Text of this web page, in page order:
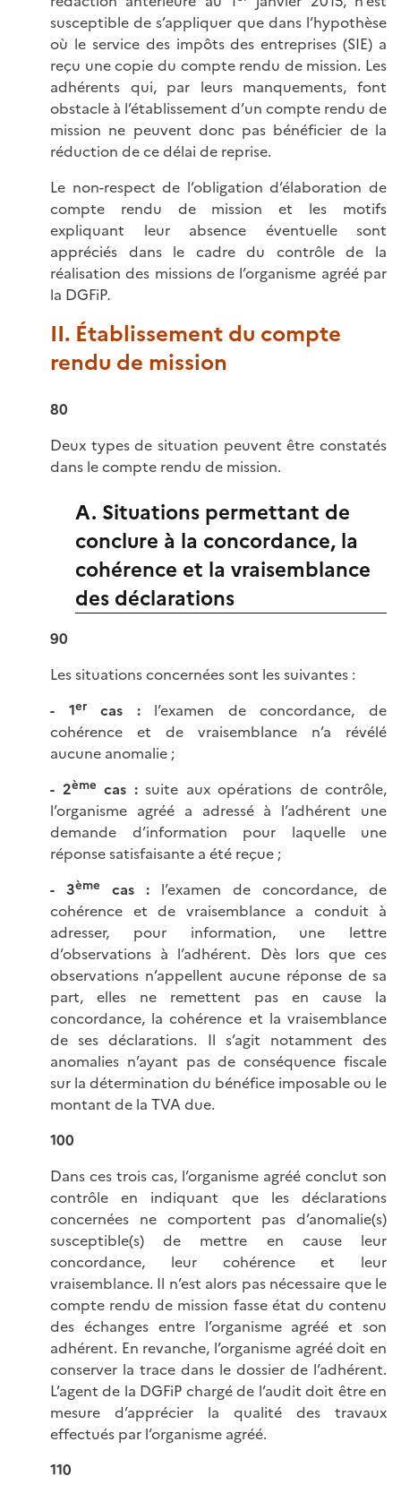
susceptible de s’appliquer que dans l’hypothèse
où le service des impôts des entreprises (SIE) a
reçu une copie du compte rendu de mission. Les
adhérents qui, par leurs manquements, font
obstacle à l’établissement d’un compte rendu de
mission ne peuvent donc pas bénéficier de la
réduction de ce délai de reprise.
Le non-respect de l’obligation d’élaboration de
compte rendu de mission et les motifs
expliquant leur absence éventuelle sont
appréciés dans le cadre du contrôle de la
réalisation des missions de l’organisme agréé par
la DGFiP.
II. Établissement du compte
rendu de mission
80
Deux types de situation peuvent être constatés
dans le compte rendu de mission.
A. Situations permettant de
conclure à la concordance, la
cohérence et la vraisemblance
des déclarations
90
Les situations concernées sont les suivantes :
- 1ercas :l’examen de concordance, de
cohérence et de vraisemblance n’a révélé
aucune anomalie ;
- 2ème cas :suite aux opérations de contrôle,
l’organisme agréé a adressé à l’adhérent une
demande d’information pour laquelle une
réponse satisfaisante a été reçue ;
- 3ème cas : l’examen de concordance, de
cohérence et de vraisemblance a conduit à
adresser, pour information, une lettre
d’observations à l’adhérent. Dès lors que ces
observations n’appellent aucune réponse de sa
part, elles ne remettent pas en cause la
concordance, la cohérence et la vraisemblance
de ses déclarations. Il s’agit notamment des
anomalies n’ayant pas de conséquence fiscale
sur la détermination du bénéfice imposable ou le
montant de la TVA due.
100
Dans ces trois cas, l’organisme agréé conclut son
contrôle en indiquant que les déclarations
concernées ne comportent pas d’anomalie(s)
susceptible(s) de mettre en cause leur
concordance, leur cohérence et leur
vraisemblance. Il n’est alors pas nécessaire que le
compte rendu de mission fasse état du contenu
des échanges entre l’organisme agréé et son
adhérent. En revanche, l’organisme agréé doit en
conserver la trace dans le dossier de l’adhérent.
L’agent de la DGFiP chargé de l’audit doit être en
mesure d’apprécier la qualité des travaux
effectués par l’organisme agréé.
110